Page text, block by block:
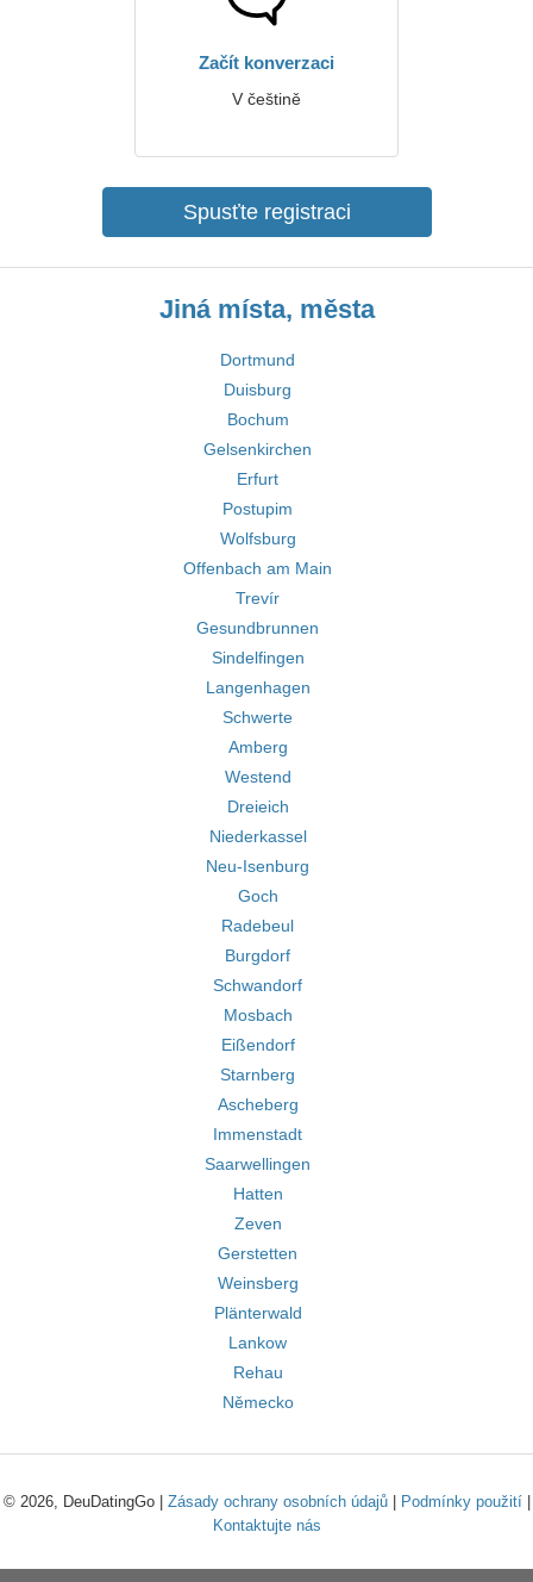
Začít konverzaci
V češtině
Spusťte registraci
Jiná místa, města
Dortmund
Duisburg
Bochum
Gelsenkirchen
Erfurt
Postupim
Wolfsburg
Offenbach am Main
Trevír
Gesundbrunnen
Sindelfingen
Langenhagen
Schwerte
Amberg
Westend
Dreieich
Niederkassel
Neu-Isenburg
Goch
Radebeul
Burgdorf
Schwandorf
Mosbach
Eißendorf
Starnberg
Ascheberg
Immenstadt
Saarwellingen
Hatten
Zeven
Gerstetten
Weinsberg
Plänterwald
Lankow
Rehau
Německo
© 2026, DeuDatingGo | Zásady ochrany osobních údajů| Podmínky použití|
Kontaktujte nás